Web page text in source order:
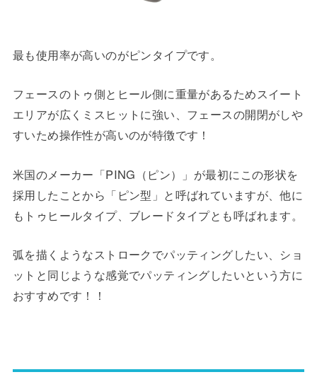
最も使用率が高いのがピンタイプです。
フェースのトゥ側とヒール側に重量があるためスイート
エリアが広くミスヒットに強い、フェースの開閉がしや
すいため操作性が高いのが特徴です！
米国のメーカー「PING（ピン）」が最初にこの形状を
採用したことから「ピン型」と呼ばれていますが、他に
もトゥヒールタイプ、ブレードタイプとも呼ばれます。
弧を描くようなストロークでパッティングしたい、ショ
ットと同じような感覚でパッティングしたいという方に
おすすめです！！